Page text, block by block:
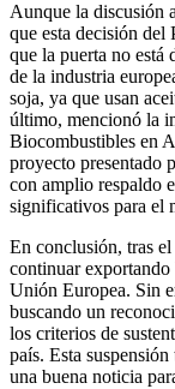
Aunque la discusión
que esta decisión del
que la puerta no está
de la industria
soja, ya que usan
último, mencionó la
Biocombustibles en
proyecto presentado
con amplio respaldo
significativos para el
En conclusión, tras
continuar exportando
Unión Europea. Sin
buscando un
los criterios de
país. Esta
una buena noticia